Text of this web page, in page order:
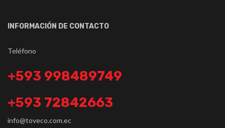
INFORMACIÓN DE CONTACTO
Teléfono
+593 998489749
+593 72842663
info@toveco.com.ec